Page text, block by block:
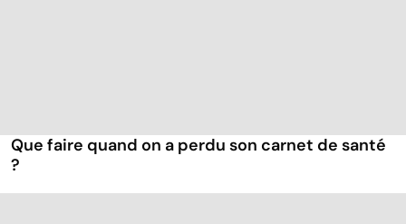
Que faire quand on a perdu son carnet de santé
?